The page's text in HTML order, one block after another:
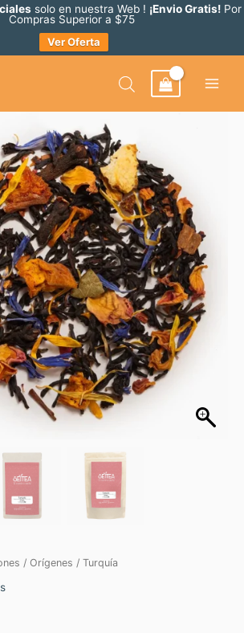
solo en nuestra Web ! ¡Envio Gratis!Por
Compras Superior a $75
Ver Oferta
/ Orígenes / Turquía
de
precios:
desde
$ 5.87
hasta
$ 14.68
price
was:
$ 16.31.$ 14.68.